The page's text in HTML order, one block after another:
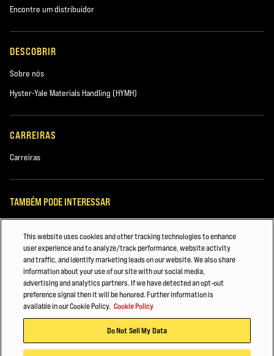
847
E3.0XN2-
847
E3.2XN2-
933
3200kg 500mm 8510mm
E3.2XN2-
1015
3200kg 500mm 8510mm
E3.5XN2-
1015
3500kg 500mm 8510mm
Encontre um distribuidor
DESCOBRIR
Sobre nós
Hyster-Yale Materials Handling (HYMH)
CARREIRAS
Carreiras
TAMBÉM PODE INTERESSAR
Motivos para Escolher Hyster: Descubra Agora
MANUTENÇÃO DA EMPILHADEIRA HYSTER®
© 2026 Hyster-Yale Materials Handling, Inc., todos os direitos reservados.
Termos de utilização
Código de Conduta Para Parceiros Comerciais
Política de Cookies
This website uses cookies and other tracking technologies to enhance
user experience and to analyze/track performance, website activity
and traffic, and identify marketing leads on our website. We also share
information about your use of our site with our social media,
advertising and analytics partners. If we have detected an opt-out
preference signal then it will be honored. Further information is
available in our Cookie Policy. Cookie Policy
Do Not Sell My Data